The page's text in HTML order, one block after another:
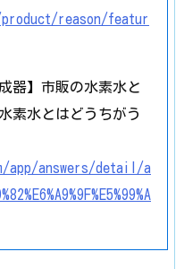
reason/featur
器】市販の水素水と
素水とはどうちがう
app/answers/detail/a